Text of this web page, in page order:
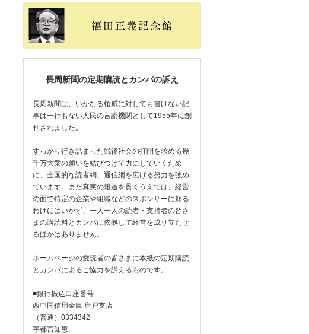
長周新聞の定期購読とカンパの訴え
長周新聞は、いかなる権威に対しても書けない記
事は一行もない人民の言論機関として1955年に創
刊されました。
すっかり行き詰まった戦後社会の打開を求める幾
千万大衆の願いを結びつけて力にしていくため
に、全国的な読者網、通信網を広げる努力を強め
ています。また真実の報道を貫くうえでは、経営
の面で特定の企業や組織などのスポンサーに頼る
わけにはいかず、一人一人の読者・支持者の皆さ
まの購読料とカンパに依拠して経営を成り立たせ
るほかはありません。
ホームページの愛読者の皆さまに本紙の定期購読
とカンパによるご協力を訴えるものです。
■銀行振込口座番号
西中国信用金庫 唐戸支店
（普通）0334342
宇都宮知恵